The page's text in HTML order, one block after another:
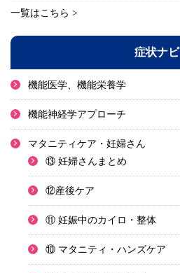
一覧はこちら >
症状ナビ
機能医学、機能栄養学
機能神経学アプローチ
マタニティケア・妊婦さん
⑬ 妊婦さんまとめ
⑫産後ケア
⑪ 妊娠中のカイロ・整体
⑩ マタニティ・ハンズケア